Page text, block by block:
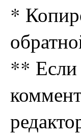
*
** Если